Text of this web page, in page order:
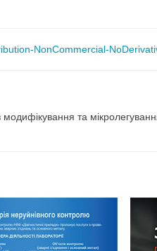
NonCommercial-
та